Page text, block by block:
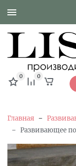
0 0
Главная -
- Развивающее